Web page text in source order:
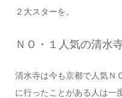
２大スターを。
ＮＯ・１人気の清水
清水寺は今も京都で人気Ｎ
に行ったことがある人は一